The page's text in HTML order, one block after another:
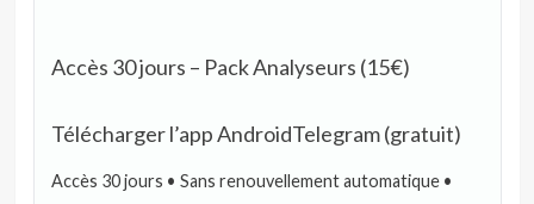
Accès 30 jours – Pack Analyseurs (15€)
Télécharger l’app AndroidTelegram (gratuit)
Accès 30 jours • Sans renouvellement automatique •